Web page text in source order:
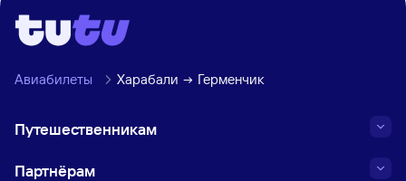
Авиабилеты Харабали Герменчик
Путешественникам
Партнёрам